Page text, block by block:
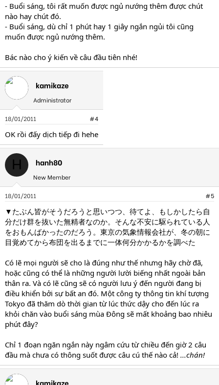
- Buổi sáng, tôi rất muốn được ngủ nướng thêm được chút
nào hay chút đó.
- Buổi sáng, dù chỉ 1 phút hay 1 giây ngắn ngủi tôi cũng
muốn được ngủ nướng thêm.
Bác nào cho ý kiến về câu đầu tiên nhé!
kamikaze
Administrator
18/01/2011 #4
OK rồi đấy dịch tiếp đi hehe
H hanh80
New Member
18/01/2011 #5
▼たぶん皆がそうだろうと思いつつ、待てよ、もしかしたら自
分だけ群を抜いた無精者なのか。そんな不安に駆られている人
をおもんばかったのだろう。東京の気象情報会社が、冬の朝に
目覚めてから布団を出るまでに一体何分かかるかを調べた
Có lẽ mọi người sẽ cho là đúng như thế nhưng hãy chờ đã,
hoặc cũng có thể là những người lười biếng nhất ngoài bản
thân ra. Và có lẽ cũng sẽ có người lưu ý đến người đang bị
điều khiển bởi sự bất an đó. Một công ty thông tin khí tượng
Tokyo đã thăm dò thời gian từ lúc thức dậy cho đến lúc ra
khỏi chăn vào buổi sáng mùa Đông sẽ mất khoảng bao nhiêu
phút đây?
Chỉ 1 đoạn ngăn ngắn này ngâm cứu từ chiều đến giờ 2 câu
đầu mà chưa có thông suốt được câu cú thế nào cả! ...chán!
kamikaze